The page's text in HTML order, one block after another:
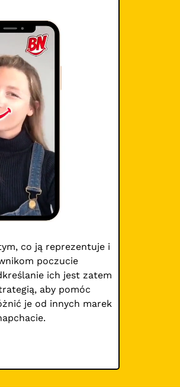
co ją reprezentuje i
poczucie
ich jest zatem
aby pomóc
je od innych marek